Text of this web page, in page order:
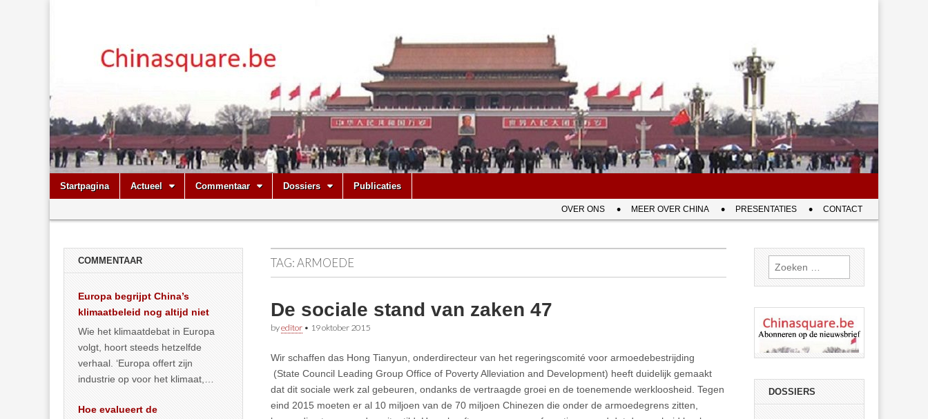
Chinasquare.be
Main
menu
Skip
Startpagina Actueel Commentaar Dossiers Publicaties
menu
OVER ONS MEER OVER CHINA PRESENTATIES CONTACT
TAG:ARMOEDE
De sociale stand van zaken 47
byeditor • 19 oktober 2015
Wir schaffen das Hong Tianyun, onderdirecteur van het regeringscomité voor armoedebestrijding
(State Council Leading Group Office of Poverty Alleviation and Development) heeft duidelijk gemaakt
dat dit sociale werk zal gebeuren, ondanks de vertraagde groei en de toenemende werkloosheid. Tegen
eind 2015 moeten er al 10 miljoen van de 70 miljoen Chinezen die onder de armoedegrens zitten,
COMMENTAAR
Europa begrijpt China’s
klimaatbeleid nog altijd niet
Wie het klimaatdebat in Europa
volgt, hoort steeds hetzelfde
verhaal. ‘Europa offert zijn
industrie op voor het klimaat,
vergroening… >> lees meer
Hoe evalueert de
Zoeken
naar:
DOSSIERS